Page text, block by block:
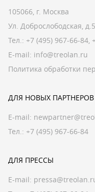
105066, г. Москва
Ул. Доброслободская, д.5
Тел.: +7 (495) 967-66-84,
E-mail: info@treolan.ru
Политика обработки
ДЛЯ НОВЫХ ПАРТНЕРОВ
E-mail:
Тел.: +7 (495) 967-66-84
ДЛЯ ПРЕССЫ
E-mail: